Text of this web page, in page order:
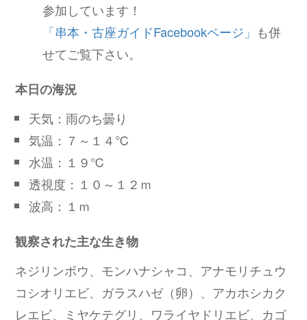
参加しています！
「串本・古座ガイドFacebookページ」 も併
せてご覧下さい。
本日の海況
天気：雨のち曇り
気温：７～１４℃
水温：１９℃
透視度：１０～１２ｍ
波高：１ｍ
観察された主な生き物
ネジリンボウ、モンハナシャコ、アナモリチュウ
コシオリエビ、ガラスハゼ（卵）、アカホシカク
レエビ、ミヤケテグリ、ワライヤドリエビ、カゴ